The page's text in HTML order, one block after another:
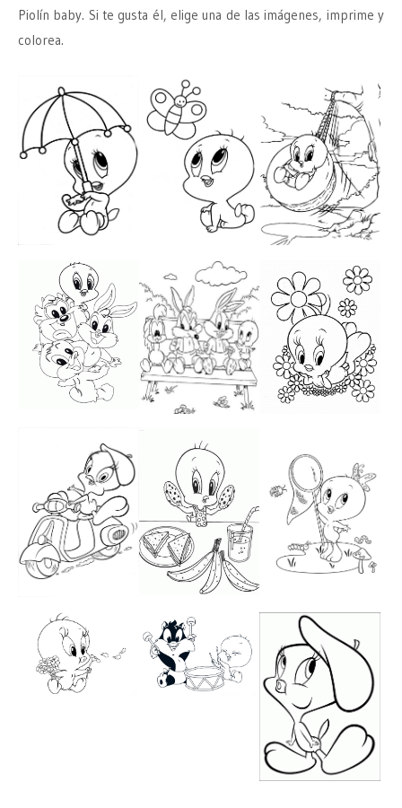
Piolín baby. Si te gusta él, elige una de las imágenes, imprime y
colorea.